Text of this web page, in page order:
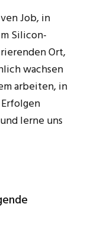
Job, in
Silicon-
Ort,
wachsen
arbeiten, in
lerne uns